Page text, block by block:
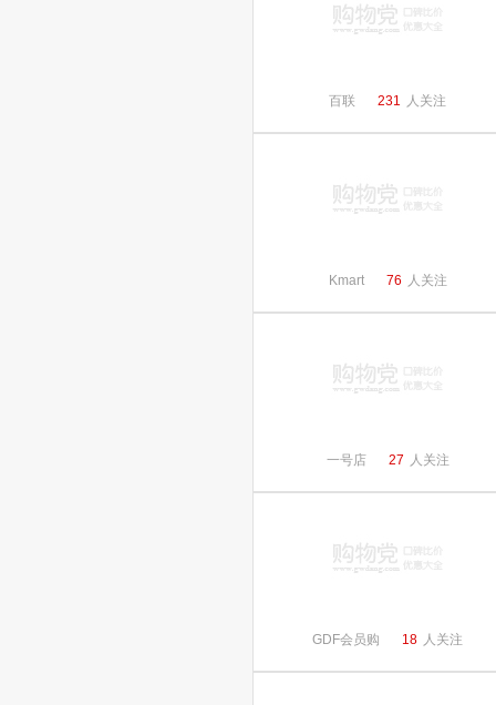
百联 231 人关注
Kmart 76 人关注
一号店 27 人关注
GDF会员购 18 人关注